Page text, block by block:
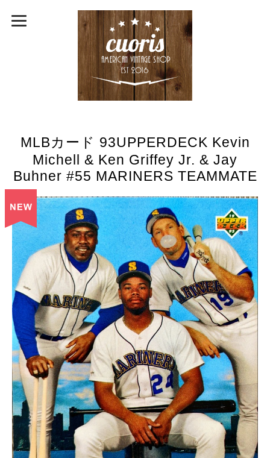
MLBカード 93UPPERDECK Kevin
Michell & Ken Griffey Jr. & Jay
Buhner #55 MARINERS TEAMMATE